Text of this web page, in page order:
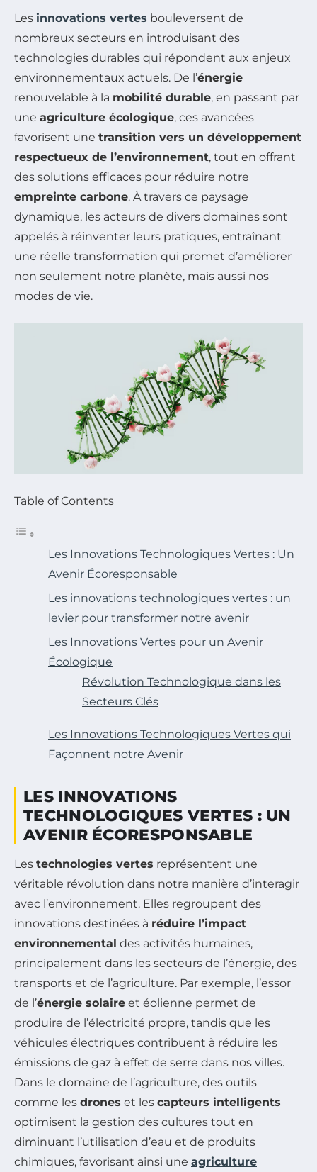
Les innovations vertes bouleversent de
nombreux secteurs en introduisant des
technologies durables qui répondent aux enjeux
environnementaux actuels. De l’énergie
renouvelable à la mobilité durable, en passant par
une agriculture écologique, ces avancées
favorisent une transition vers un développement
respectueux de l’environnement, tout en offrant
des solutions efficaces pour réduire notre
empreinte carbone. À travers ce paysage
dynamique, les acteurs de divers domaines sont
appelés à réinventer leurs pratiques, entraînant
une réelle transformation qui promet d’améliorer
non seulement notre planète, mais aussi nos
modes de vie.
Table of Contents
Les Innovations Technologiques Vertes : Un
Avenir Écoresponsable
Les innovations technologiques vertes : un
levier pour transformer notre avenir
Les Innovations Vertes pour un Avenir
Écologique
Révolution Technologique dans les
Secteurs Clés
Les Innovations Technologiques Vertes qui
Façonnent notre Avenir
LES INNOVATIONS
TECHNOLOGIQUES VERTES : UN
AVENIR ÉCORESPONSABLE
Les technologies vertes représentent une
véritable révolution dans notre manière d’interagir
avec l’environnement. Elles regroupent des
innovations destinées à réduire l’impact
environnemental des activités humaines,
principalement dans les secteurs de l’énergie, des
transports et de l’agriculture. Par exemple, l’essor
de l’énergie solaire et éolienne permet de
produire de l’électricité propre, tandis que les
véhicules électriques contribuent à réduire les
émissions de gaz à effet de serre dans nos villes.
Dans le domaine de l’agriculture, des outils
comme les drones et les capteurs intelligents
optimisent la gestion des cultures tout en
diminuant l’utilisation d’eau et de produits
chimiques, favorisant ainsi une agriculture